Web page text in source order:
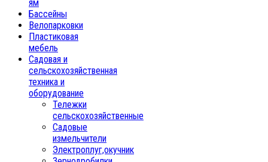
ям
Бассейны
Велопарковки
Пластиковая
мебель
Садовая и
сельскохозяйственная
техника и
оборудование
Тележки
сельскохозяйственные
Садовые
измельчители
Электроплуг,окучник